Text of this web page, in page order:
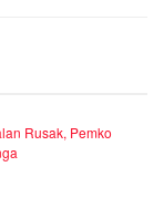
Rusak, Pemko